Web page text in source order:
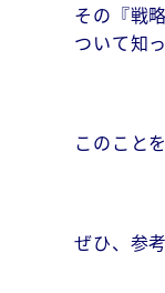
その『戦
ついて知
このこと
ぜひ、参